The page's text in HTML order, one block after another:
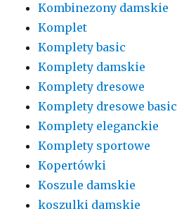
Kombinezony damskie
Komplet
Komplety basic
Komplety damskie
Komplety dresowe
Komplety dresowe basic
Komplety eleganckie
Komplety sportowe
Kopertówki
Koszule damskie
koszulki damskie